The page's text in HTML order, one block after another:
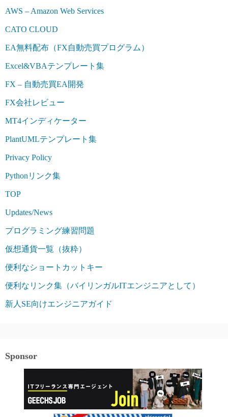
AWS – Amazon Web Services
CATO CLOUD
EA無料配布（FX自動売買プログラム）
Excel&VBAテンプレート集
FX – 自動売買EA開発
FX会社レビュー
MT4インディケーター
PlantUMLテンプレート集
Privacy Policy
Pythonリンク集
TOP
Updates/News
プログラミング練習問題
仮想通貨一覧（抜粋）
便利なショートカットキー
便利なリンク集（バイリンガルITエンジニアとして）
新人SE向けエンジニアガイド
Sponsor